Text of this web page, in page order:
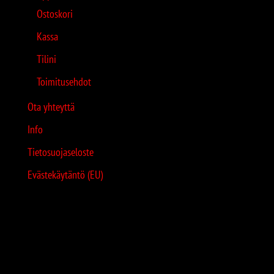
Ostoskori
Kassa
Tilini
Toimitusehdot
Ota yhteyttä
Info
Tietosuojaseloste
Evästekäytäntö (EU)